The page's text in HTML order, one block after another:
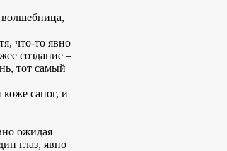
волшебница,
что-то явно
создание –
тот самый
сапог, и
ожидая
глаз, явно